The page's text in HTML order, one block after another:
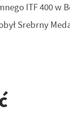
ITF 400 w
Srebrny